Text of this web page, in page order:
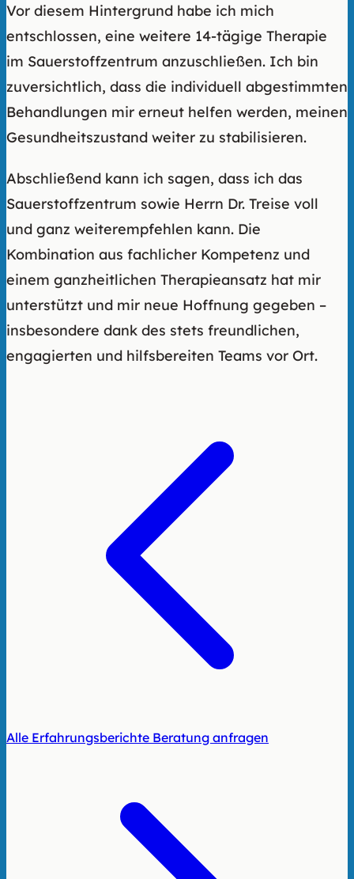
Vor diesem Hintergrund habe ich mich
entschlossen, eine weitere 14-tägige Therapie
im Sauerstoffzentrum anzuschließen. Ich bin
zuversichtlich, dass die individuell abgestimmten
Behandlungen mir erneut helfen werden, meinen
Gesundheitszustand weiter zu stabilisieren.
Abschließend kann ich sagen, dass ich das
Sauerstoffzentrum sowie Herrn Dr. Treise voll
und ganz weiterempfehlen kann. Die
Kombination aus fachlicher Kompetenz und
einem ganzheitlichen Therapieansatz hat mir
unterstützt und mir neue Hoffnung gegeben –
insbesondere dank des stets freundlichen,
engagierten und hilfsbereiten Teams vor Ort.
Alle Erfahrungsberichte Beratung anfragen